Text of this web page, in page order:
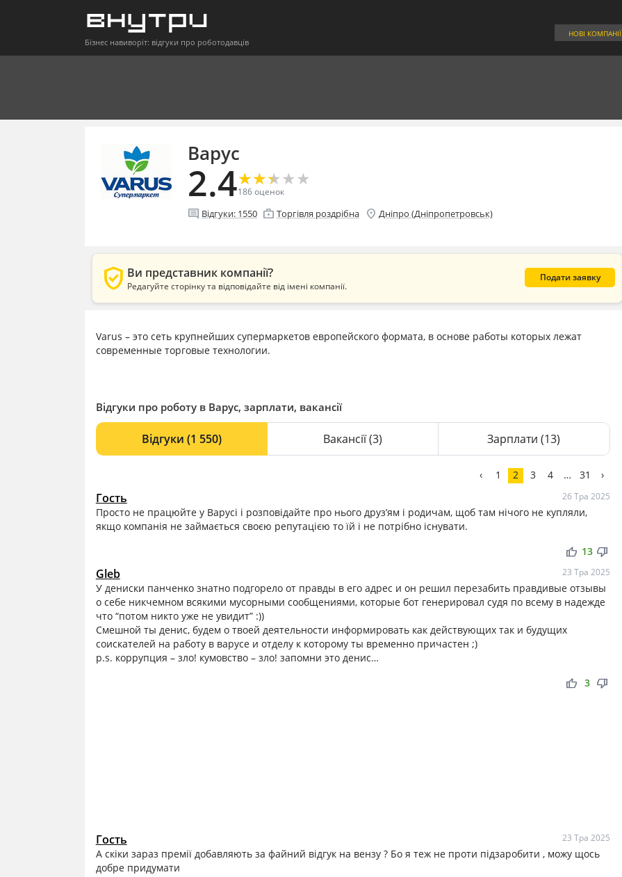
Бізнес навиворіт: відгуки про роботодавців
НОВІ КОМПАНІЇ
Варус
2.4★
★★
★★
★★
★★
★
186оценок
comment Відгуки: 1550 enterprise Торгівля роздрібна location_on Дніпро (Дніпропетровськ)
verified_user Ви представник компанії?
Редагуйте сторінку та відповідайте від імені компанії.
Подати заявку
Varus – это сеть крупнейших супермаркетов европейского формата, в основе работы которых лежат
современные торговые технологии.
Відгуки про роботу в Варус, зарплати, вакансії
Відгуки (1 550) Вакансії(3) Зарплати(13)
‹ 1 2 3 4 … 31 ›
Гость 26 Тра 2025
Просто не працюйте у Варусі і розповідайте про нього друз’ям і родичам, щоб там нічого не купляли,
якщо компанія не займається своєю репутацією то їй і не потрібно існувати.
thumb_up thumb_down
13
Gleb 23 Тра 2025
У дениски панченко знатно подгорело от правды в его адрес и он решил перезабить правдивые отзывы
о себе никчемном всякими мусорными сообщениями, которые бот генерировал судя по всему в надежде
что “потом никто уже не увидит” :))
Cмешной ты денис, будем о твоей деятельности информировать как действующих так и будущих
соискателей на работу в варусе и отделу к которому ты временно причастен ;)
p.s. коррупция – зло! кумовство – зло! запомни это денис…
thumb_up thumb_down
3
Гость 23 Тра 2025
А скіки зараз премії добавляють за файний відгук на вензу ? Бо я теж не проти підзаробити , можу щось
добре придумати